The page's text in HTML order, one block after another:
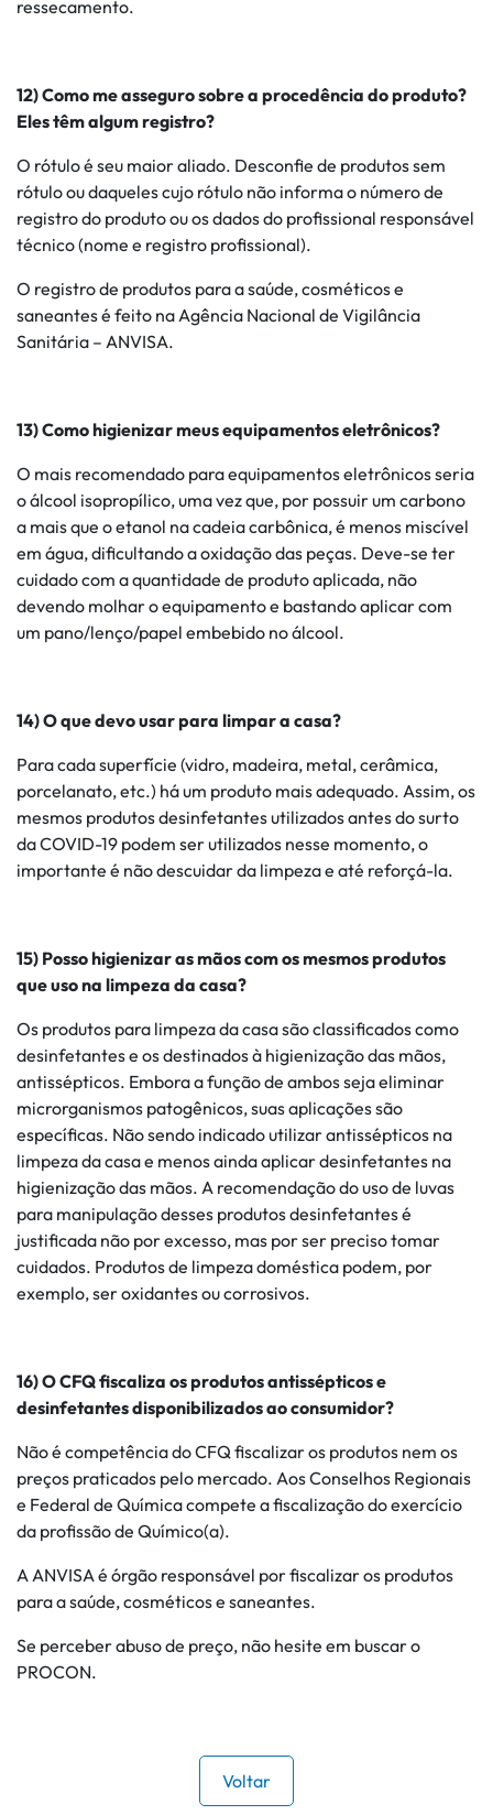
ressecamento.
12) Como me asseguro sobre a procedência do produto?
Eles têm algum registro?
O rótulo é seu maior aliado. Desconfie de produtos sem
rótulo ou daqueles cujo rótulo não informa o número de
registro do produto ou os dados do profissional responsável
técnico (nome e registro profissional).
O registro de produtos para a saúde, cosméticos e
saneantes é feito na Agência Nacional de Vigilância
Sanitária – ANVISA.
13) Como higienizar meus equipamentos eletrônicos?
O mais recomendado para equipamentos eletrônicos seria
o álcool isopropílico, uma vez que, por possuir um carbono
a mais que o etanol na cadeia carbônica, é menos miscível
em água, dificultando a oxidação das peças. Deve-se ter
cuidado com a quantidade de produto aplicada, não
devendo molhar o equipamento e bastando aplicar com
um pano/lenço/papel embebido no álcool.
14) O que devo usar para limpar a casa?
Para cada superfície (vidro, madeira, metal, cerâmica,
porcelanato, etc.) há um produto mais adequado. Assim, os
mesmos produtos desinfetantes utilizados antes do surto
da COVID-19 podem ser utilizados nesse momento, o
importante é não descuidar da limpeza e até reforçá-la.
15) Posso higienizar as mãos com os mesmos produtos
que uso na limpeza da casa?
Os produtos para limpeza da casa são classificados como
desinfetantes e os destinados à higienização das mãos,
antissépticos. Embora a função de ambos seja eliminar
microrganismos patogênicos, suas aplicações são
específicas. Não sendo indicado utilizar antissépticos na
limpeza da casa e menos ainda aplicar desinfetantes na
higienização das mãos. A recomendação do uso de luvas
para manipulação desses produtos desinfetantes é
justificada não por excesso, mas por ser preciso tomar
cuidados. Produtos de limpeza doméstica podem, por
exemplo, ser oxidantes ou corrosivos.
16) O CFQ fiscaliza os produtos antissépticos e
desinfetantes disponibilizados ao consumidor?
Não é competência do CFQ fiscalizar os produtos nem os
preços praticados pelo mercado. Aos Conselhos Regionais
e Federal de Química compete a fiscalização do exercício
da profissão de Químico(a).
A ANVISA é órgão responsável por fiscalizar os produtos
para a saúde, cosméticos e saneantes.
Se perceber abuso de preço, não hesite em buscar o
PROCON.
Voltar